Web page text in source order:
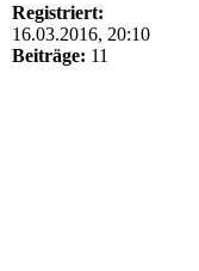
Registriert:
16.03.2016, 20:10
Beiträge: 11